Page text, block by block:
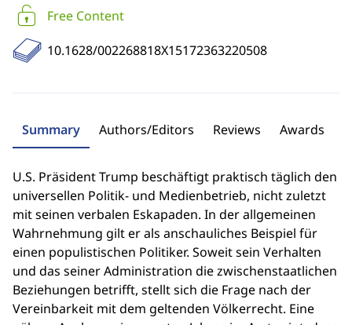
Free Content
10.1628/002268818X15172363220508
Summary Authors/Editors Reviews Awards
U.S. Präsident Trump beschäftigt praktisch täglich den
universellen Politik- und Medienbetrieb, nicht zuletzt
mit seinen verbalen Eskapaden. In der allgemeinen
Wahrnehmung gilt er als anschauliches Beispiel für
einen populistischen Politiker. Soweit sein Verhalten
und das seiner Administration die zwischenstaatlichen
Beziehungen betrifft, stellt sich die Frage nach der
Vereinbarkeit mit dem geltenden Völkerrecht. Eine